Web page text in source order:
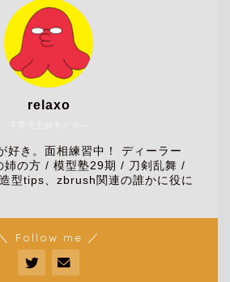
relaxo
好き。面相練習中！ ディーラー
姉の方 / 模型塾29期 / 刀剣乱舞 /
型tips、zbrush関連の誰かに役に
＼ Follow me ／